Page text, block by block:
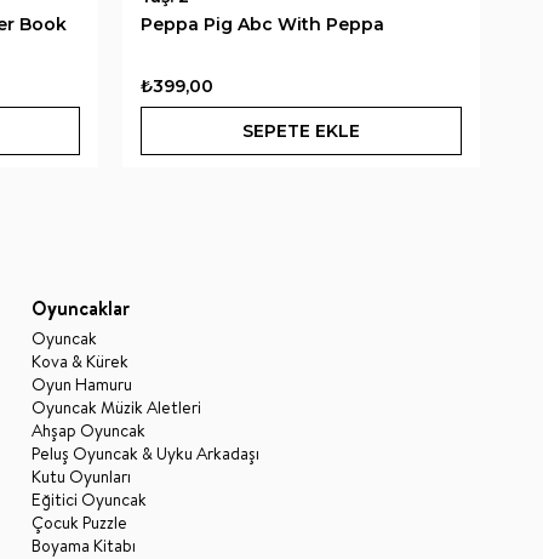
Book
Peppa Pig Abc With Peppa
₺399,00
SEPETE EKLE
Oyuncaklar
Oyuncak
Kova & Kürek
Oyun Hamuru
Oyuncak Müzik Aletleri
Ahşap Oyuncak
Peluş Oyuncak & Uyku Arkadaşı
Kutu Oyunları
Eğitici Oyuncak
Çocuk Puzzle
Boyama Kitabı